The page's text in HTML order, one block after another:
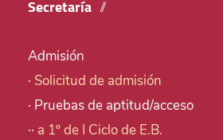
Secretaría
Admisión
· Solicitud de admisión
· Pruebas de aptitud/acceso
·· a 1º de I Ciclo de E.B.